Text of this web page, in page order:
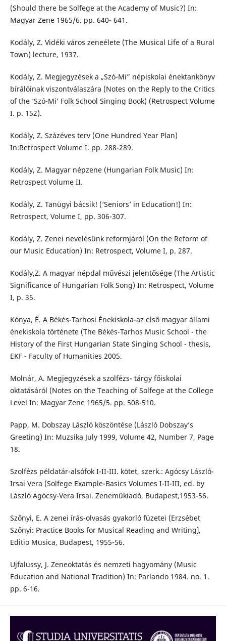
(Should there be Solfege at the Academy of Music?) In:
Magyar Zene 1965/6. pp. 640- 641.
Kodály, Z. Vidéki város zeneélete (The Musical Life of a Rural
Town) lecture, 1937.
Kodály, Z. Megjegyzések a „Szó-Mi” népiskolai énektankönyv
bírálóinak viszontválaszára (Notes on the Reply to the Critics
of the ‘Szó-Mi’ Folk School Singing Book) (Retrospect Volume
I. p. 152).
Kodály, Z. Százéves terv (One Hundred Year Plan)
In:Retrospect Volume I. pp. 288-289.
Kodály, Z. Magyar népzene (Hungarian Folk Music) In:
Retrospect Volume II.
Kodály, Z. Tanügyi bácsik! (‘Seniors’ in Education!) In:
Retrospect, Volume I, pp. 306-307.
Kodály, Z. Zenei nevelésünk reformjáról (On the Reform of
our Music Education) In: Retrospect, Volume I, p. 287.
Kodály,Z. A magyar népdal művészi jelentősége (The Artistic
Significance of Hungarian Folk Song) In: Retrospect, Volume
I, p. 35.
Kónya, É. A Békés-Tarhosi Énekiskola-az első magyar állami
énekiskola története (The Békés-Tarhos Music School - the
History of the First Hungarian State Singing School - thesis,
EKF - Faculty of Humanities 2005.
Molnár, A. Megjegyzések a szolfézs- tárgy főiskolai
oktatásáról (Notes on the Teaching of Solfege at the College
Level In: Magyar Zene 1965/5. pp. 508-510.
Papp, M. Dobszay László köszöntése (László Dobszay’s
Greeting) In: Muzsika July 1999, Volume 42, Number 7, Page
18.
Szolfézs példatár-alsófok I-II-III. kötet, szerk.: Agócsy László-
Irsai Vera (Solfege Example-Basics Volumes I-II-III, ed. by
László Agócsy-Vera Irsai. Zeneműkiadó, Budapest,1953-56.
Szőnyi, E. A zenei írás-olvasás gyakorló füzetei (Erzsébet
Szőnyi: Practice Books for Musical Reading and Writing⟯,
Editio Musica, Budapest, 1955-56.
Ujfalussy, J. Zeneoktatás és nemzeti hagyomány (Music
Education and National Tradition) In: Parlando 1984. no. 1.
pp. 6-16.